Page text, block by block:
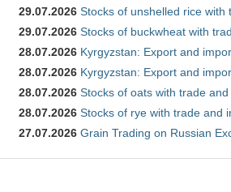
29.07.2026 Stocks of unshelled rice
29.07.2026 Stocks of buckwheat with
28.07.2026 Kyrgyzstan: Export and
28.07.2026 Kyrgyzstan: Export and
28.07.2026 Stocks of oats with trade
28.07.2026 Stocks of rye with trade and
27.07.2026 Grain Trading on Russian